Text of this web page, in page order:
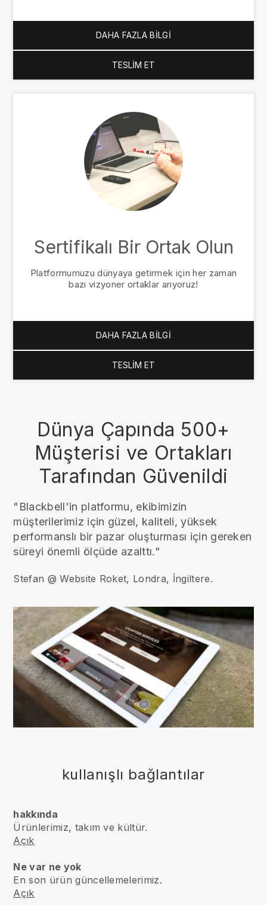
DAHA FAZLA BILGI
TESLIM ET
Sertifikalı Bir Ortak Olun
Platformumuzu dünyaya getirmek için her zaman
bazı vizyoner ortaklar arıyoruz!
DAHA FAZLA BILGI
TESLIM ET
Dünya Çapında 500+
Müşterisi ve Ortakları
Tarafından Güvenildi
"Blackbell'in platformu, ekibimizin
müşterilerimiz için güzel, kaliteli, yüksek
performanslı bir pazar oluşturması için gereken
süreyi önemli ölçüde azalttı."
Stefan @ Website Roket, Londra, İngiltere.
kullanışlı bağlantılar
hakkında
Ürünlerimiz, takım ve kültür.
Açık
Ne var ne yok
En son ürün güncellemelerimiz.
Açık